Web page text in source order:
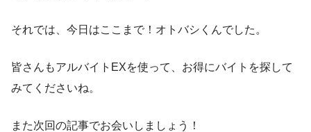
それでは、今日はここまで！オトバシくんでした。
皆さんもアルバイトEXを使って、お得にバイトを探して
みてくださいね。
また次回の記事でお会いしましょう！